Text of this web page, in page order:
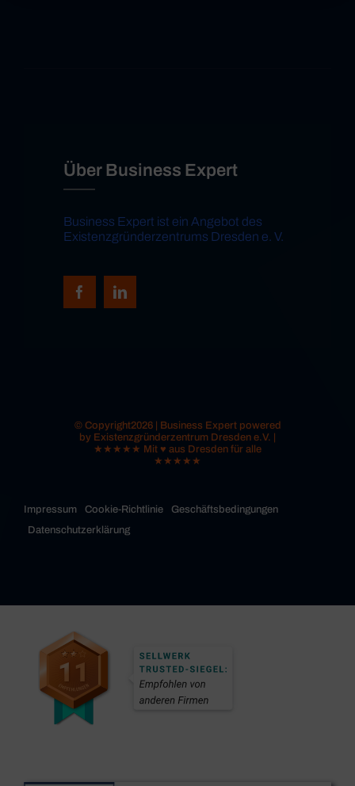
Über Business Expert
Business Expert ist ein Angebot des
Existenzgründerzentrums Dresden e. V.
© Copyright2026 | Business Expert powered
by Existenzgründerzentrum Dresden e.V. |
★★★★★ Mit ♥ aus Dresden für alle
★★★★★
Impressum Cookie-Richtlinie
Geschäftsbedingungen
Datenschutzerklärung